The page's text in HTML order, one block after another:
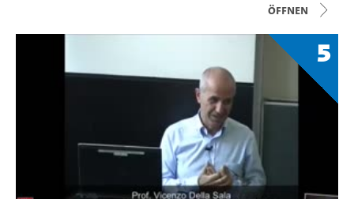
Öffnen
5